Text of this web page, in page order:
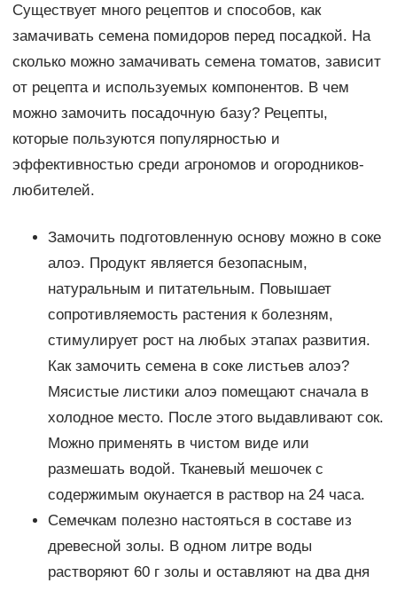
Существует много рецептов и способов, как
замачивать семена помидоров перед посадкой. На
сколько можно замачивать семена томатов, зависит
от рецепта и используемых компонентов. В чем
можно замочить посадочную базу? Рецепты,
которые пользуются популярностью и
эффективностью среди агрономов и огородников-
любителей.
Замочить подготовленную основу можно в соке
алоэ. Продукт является безопасным,
натуральным и питательным. Повышает
сопротивляемость растения к болезням,
стимулирует рост на любых этапах развития.
Как замочить семена в соке листьев алоэ?
Мясистые листики алоэ помещают сначала в
холодное место. После этого выдавливают сок.
Можно применять в чистом виде или
размешать водой. Тканевый мешочек с
содержимым окунается в раствор на 24 часа.
Семечкам полезно настояться в составе из
древесной золы. В одном литре воды
растворяют 60 г золы и оставляют на два дня